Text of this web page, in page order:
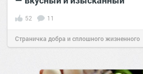
52 11
Страничка добра и сплошного жизненного